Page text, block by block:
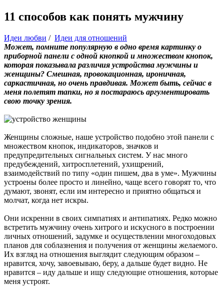
11 способов как понять мужчину
Идеи любви / Идеи для отношений
Может, помните популярную в одно время картинку о
приборной панели с одной кнопкой и множеством кнопок,
которая показывала различия устройства мужчины и
женщины? Смешная, провокационная, ироничная,
саркастичная, но очень правдивая. Может быть, сейчас в
меня полетят тапки, но я постараюсь аргументировать
свою точку зрения.
Женщины сложные, наше устройство подобно этой панели с
множеством кнопок, индикаторов, значков и
предупредительных сигнальных систем. У нас много
предубеждений, хитросплетений, ухищрений,
взаимодействий по типу «один пишем, два в уме». Мужчины
устроены более просто и линейно, чаще всего говорят то, что
думают, звонят, если им интересно и приятно общаться и
молчат, когда нет искры.
Они искренни в своих симпатиях и антипатиях. Редко можно
встретить мужчину очень хитрого и искусного в построении
личных отношений, задумке и осуществлении многоходовых
планов для соблазнения и получения от женщины желаемого.
Их взгляд на отношения выглядит следующим образом –
нравится, хочу, завоевываю, беру, а дальше будет видно. Не
нравится – иду дальше и ищу следующие отношения, которые
меня устроят.